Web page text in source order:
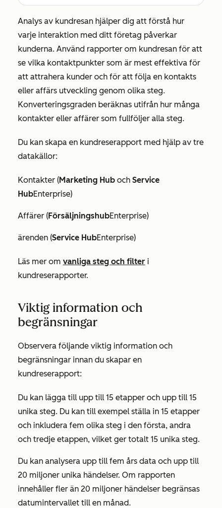
Analys av kundresan hjälper dig att förstå hur
varje interaktion med ditt företag påverkar
kunderna. Använd rapporter om kundresan för att
se vilka kontaktpunkter som är mest effektiva för
att attrahera kunder och för att följa en kontakts
eller affärs utveckling genom olika steg.
Konverteringsgraden beräknas utifrån hur många
kontakter eller affärer som fullföljer alla steg.
Du kan skapa en kundreserapport med hjälp av tre
datakällor:
Kontakter (Marketing Hub och Service
HubEnterprise)
Affärer (FörsäljningshubEnterprise)
ärenden (Service HubEnterprise)
Läs mer om vanliga steg och filter i
kundreserapporter.
Viktig information och
begränsningar
Observera följande viktig information och
begränsningar innan du skapar en
kundreserapport:
Du kan lägga till upp till 15 etapper och upp till 15
unika steg. Du kan till exempel ställa in 15 etapper
och inkludera fem olika steg i den första, andra
och tredje etappen, vilket ger totalt 15 unika steg.
Du kan analysera upp till fem års data och upp till
20 miljoner unika händelser. Om rapporten
innehåller fler än 20 miljoner händelser begränsas
datumintervallet till en månad.